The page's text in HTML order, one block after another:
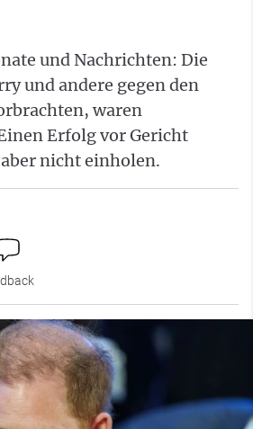
und Nachrichten: Die
und andere gegen den
waren
Erfolg vor Gericht
nicht einholen.